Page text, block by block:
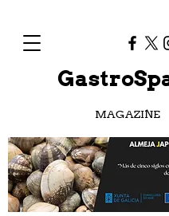
MAGAZINE